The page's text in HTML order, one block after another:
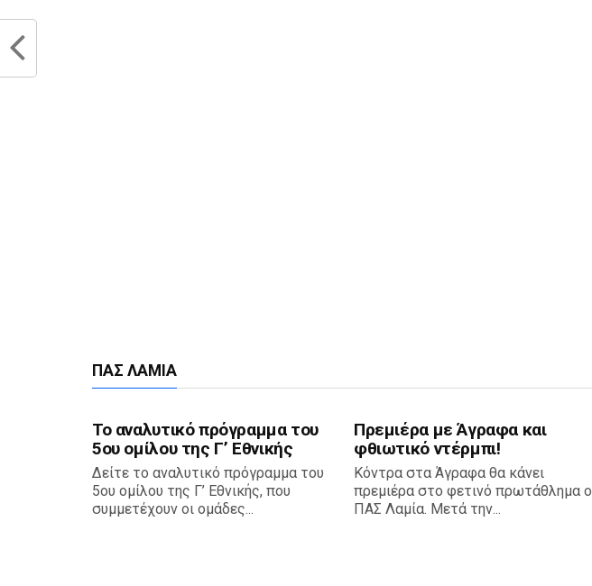
ΠΑΣ ΛΑΜΊΑ
Το αναλυτικό πρόγραμμα του
5ου ομίλου της Γ’ Εθνικής
Δείτε το αναλυτικό πρόγραμμα του
5ου ομίλου της Γ’ Εθνικής, που
συμμετέχουν οι ομάδες...
Πρεμιέρα με Άγραφα και
φθιωτικό ντέρμπι!
Κόντρα στα Άγραφα θα κάνει
πρεμιέρα στο φετινό πρωτάθλημα ο
ΠΑΣ Λαμία. Μετά την...